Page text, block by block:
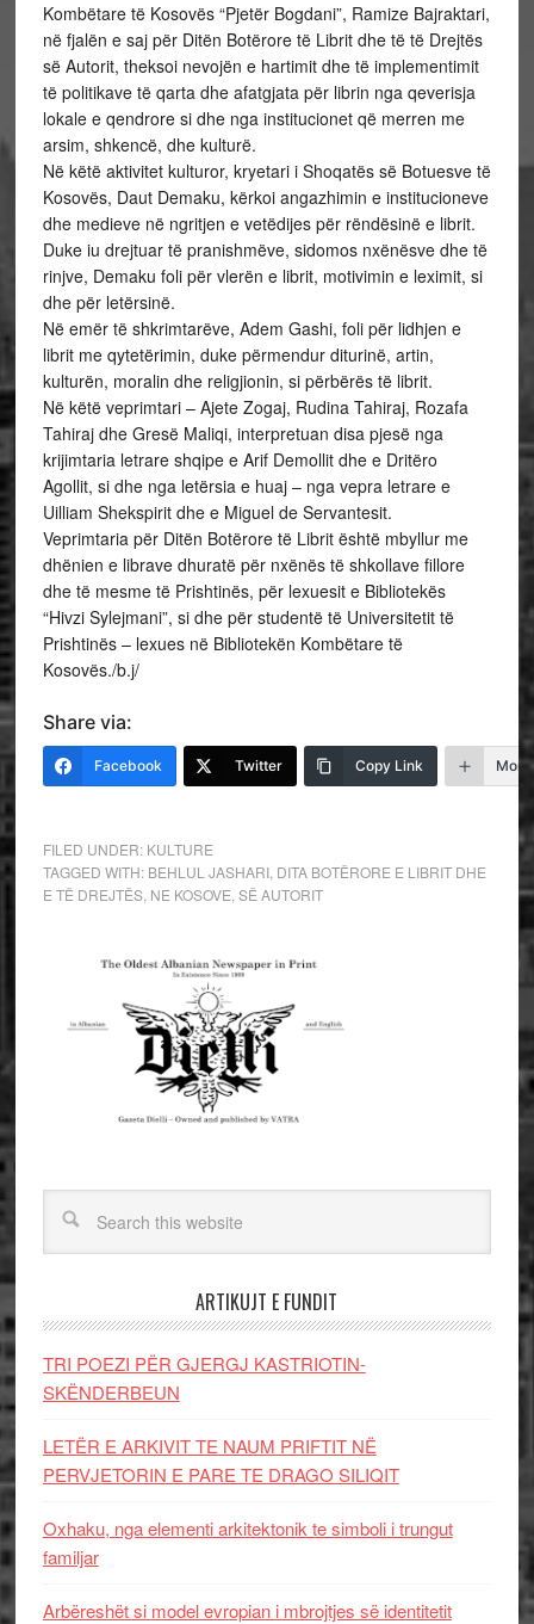
Kombëtare të Kosovës “Pjetër Bogdani”, Ramize Bajraktari,
në fjalën e saj për Ditën Botërore të Librit dhe të të Drejtës
së Autorit, theksoi nevojën e hartimit dhe të implementimit
të politikave të qarta dhe afatgjata për librin nga qeverisja
lokale e qendrore si dhe nga institucionet që merren me
arsim, shkencë, dhe kulturë.
Në këtë aktivitet kulturor, kryetari i Shoqatës së Botuesve të
Kosovës, Daut Demaku, kërkoi angazhimin e institucioneve
dhe medieve në ngritjen e vetëdijes për rëndësinë e librit.
Duke iu drejtuar të pranishmëve, sidomos nxënësve dhe të
rinjve, Demaku foli për vlerën e librit, motivimin e leximit, si
dhe për letërsinë.
Në emër të shkrimtarëve, Adem Gashi, foli për lidhjen e
librit me qytetërimin, duke përmendur diturinë, artin,
kulturën, moralin dhe religjionin, si përbërës të librit.
Në këtë veprimtari – Ajete Zogaj, Rudina Tahiraj, Rozafa
Tahiraj dhe Gresë Maliqi, interpretuan disa pjesë nga
krijimtaria letrare shqipe e Arif Demollit dhe e Dritëro
Agollit, si dhe nga letërsia e huaj – nga vepra letrare e
Uilliam Shekspirit dhe e Miguel de Servantesit.
Veprimtaria për Ditën Botërore të Librit është mbyllur me
dhënien e librave dhuratë për nxënës të shkollave fillore
dhe të mesme të Prishtinës, për lexuesit e Bibliotekës
“Hivzi Sylejmani”, si dhe për studentë të Universitetit të
Prishtinës – lexues në Bibliotekën Kombëtare të
Kosovës./b.j/
Share via:
Facebook Twitter Copy Link More
FILED UNDER: KULTURE
TAGGED WITH: BEHLUL JASHARI, DITA BOTËRORE E LIBRIT DHE
E TË DREJTËS, NE KOSOVE SË AUTORIT
ARTIKUJT E FUNDIT
TRI POEZI PËR GJERGJ KASTRIOTIN-
SKËNDERBEUN
LETËR E ARKIVIT TE NAUM PRIFTIT NË
PERVJETORIN E PARE TE DRAGO SILIQIT
Oxhaku, nga elementi arkitektonik te simboli i trungut
familjar
Arbëreshët si model evropian i mbrojtjes së identitetit